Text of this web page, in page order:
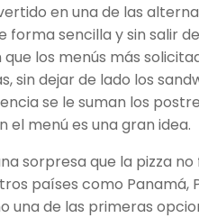
en una de las
forma sencilla y sin salir
los menús más
sin dejar de lado los
se le suman los
el menú es una gran idea.
sorpresa que la pizza
países como Panamá,
una de las primeras